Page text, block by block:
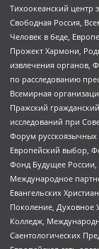
Тихоокеанский
Свободная Россия,
Человек в беде,
Прожект Хармони,
извлечения органов,
по расследованию
Всемирная
Пражский
исследований при
Форум русскоязычных
Европейский выбор,
Фонд Будущее
Международное
Евангельских
Поколение, Духовное
Колледж,
Саентологических